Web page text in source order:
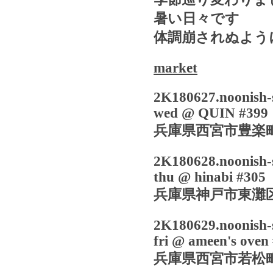
暑い日々です
体調崩されぬよう
market
wed @ QUIN #399
兵庫県西宮市豊楽
thu @ hinabi #305
兵庫県神戸市東灘
fri @ ameen's oven
兵庫県西宮市若松